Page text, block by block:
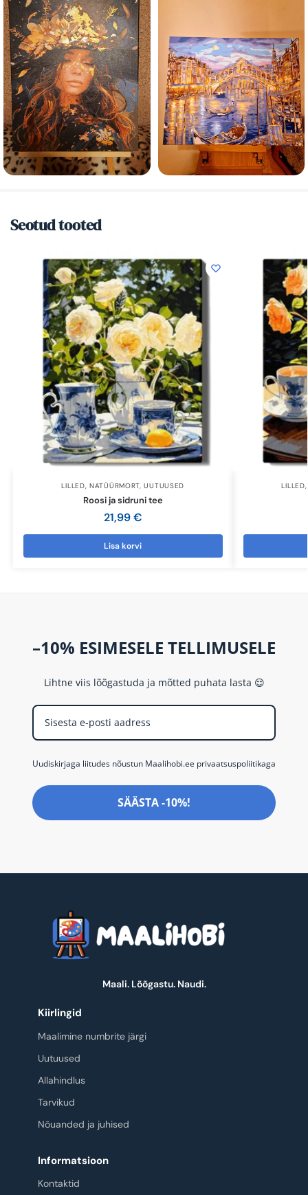
Seotud tooted
LILLED,NATÜÜRMORT,UUTUUSED
Roosi ja sidruni tee
21,99€
Lisa korvi
LILLED
–10% ESIMESELE TELLIMUSELE
Lihtne viis lõõgastuda ja mõtted puhata lasta 😌
Uudiskirjaga liitudes nõustun Maalihobi.ee privaatsuspoliitikaga
SÄÄSTA -10%!
Maali. Lõõgastu. Naudi.
Kiirlingid
Maalimine numbrite järgi
Uutuused
Allahindlus
Tarvikud
Nõuanded ja juhised
Informatsioon
Kontaktid